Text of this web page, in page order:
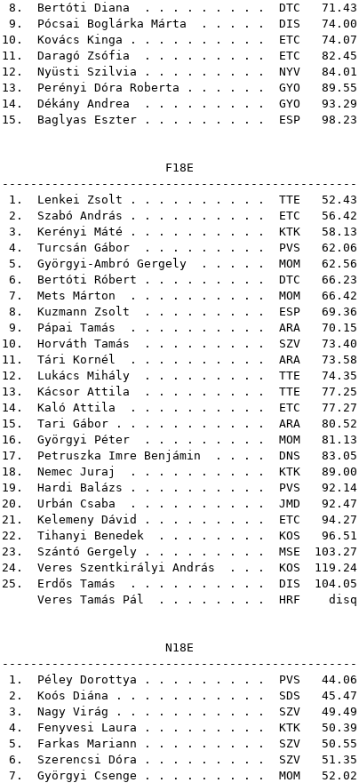
8. Bertóti Diana . . . . . . . . . DTC 71.43
9. Pócsai Boglárka Márta . . . . . DIS 74.00
10. Kovács Kinga . . . . . . . . . . ETC 74.07
11. Daragó Zsófia . . . . . . . . . ETC 82.45
12. Nyüsti Szilvia . . . . . . . . . NYV 84.01
13. Perényi Dóra Roberta . . . . . . GYO 89.55
14. Dékány Andrea . . . . . . . . . GYO 93.29
15. Baglyas Eszter . . . . . . . . . ESP 98.23
F18E
--------------------------------------------------
1. Lenkei Zsolt . . . . . . . . . . TTE 52.43
2. Szabó András . . . . . . . . . . ETC 56.42
3. Kerényi Máté . . . . . . . . . . KTK 58.13
4. Turcsán Gábor . . . . . . . . . PVS 62.06
5. Györgyi-Ambró Gergely . . . . . MOM 62.56
6. Bertóti Róbert . . . . . . . . . DTC 66.23
7. Mets Márton . . . . . . . . . . MOM 66.42
8. Kuzmann Zsolt . . . . . . . . . ESP 69.36
9. Pápai Tamás . . . . . . . . . . ARA 70.15
10. Horváth Tamás . . . . . . . . . SZV 73.40
11. Tári Kornél . . . . . . . . . . ARA 73.58
12. Lukács Mihály . . . . . . . . . TTE 74.35
13. Kácsor Attila . . . . . . . . . TTE 77.25
14. Kaló Attila . . . . . . . . . . ETC 77.27
15. Tari Gábor . . . . . . . . . . . ARA 80.52
16. Györgyi Péter . . . . . . . . . MOM 81.13
17. Petruszka Imre Benjámin . . . . DNS 83.05
18. Nemec Juraj . . . . . . . . . . KTK 89.00
19. Hardi Balázs . . . . . . . . . . PVS 92.14
20. Urbán Csaba . . . . . . . . . . JMD 92.47
21. Kelemeny Dávid . . . . . . . . . ETC 94.27
22. Tihanyi Benedek . . . . . . . . KOS 96.51
23. Szántó Gergely . . . . . . . . . MSE 103.27
24. Veres Szentkirályi András . . . KOS 119.24
25. Erdős Tamás . . . . . . . . . . DIS 104.05
Veres Tamás Pál . . . . . . . . HRF disq
N18E
--------------------------------------------------
1. Péley Dorottya . . . . . . . . . PVS 44.06
2. Koós Diána . . . . . . . . . . . SDS 45.47
3. Nagy Virág . . . . . . . . . . . SZV 49.49
4. Fenyvesi Laura . . . . . . . . . KTK 50.39
5. Farkas Mariann . . . . . . . . . SZV 50.55
6. Szerencsi Dóra . . . . . . . . . SZV 51.35
7. Györgyi Csenge . . . . . . . . . MOM 52.02